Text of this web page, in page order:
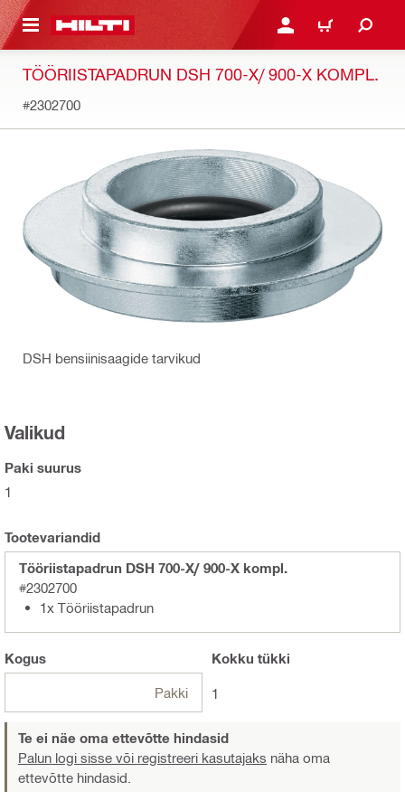
JUURDE LOGI SISSE VÕI
OSTUKORV
TÖÖRIISTAPADRUN DSH 700-X/ 900-X KOMPL.
#2302700
DSH bensiinisaagide tarvikud
Valikud
Paki suurus
1
Tootevariandid
Tööriistapadrun DSH 700-X/ 900-X kompl.
#2302700
1x Tööriistapadrun
Kogus
Pakki
Kokku tükki
1
Te ei näe oma ettevõtte hindasid
Palun logi sisse või registreeri kasutajaks näha oma
ettevõtte hindasid.